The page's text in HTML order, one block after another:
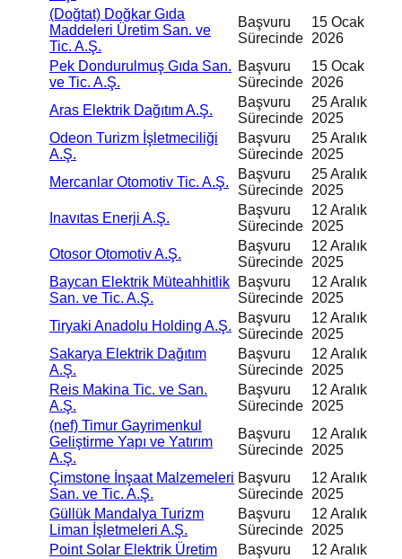
(Doğtat) Doğkar Gıda
Maddeleri Üretim San. ve
Tic. A.Ş.
Başvuru
Sürecinde
15 Ocak
2026
Pek Dondurulmuş Gıda San.
ve Tic. A.Ş.
Başvuru
Sürecinde
15 Ocak
2026
Aras Elektrik Dağıtım A.Ş.
Başvuru
Sürecinde
25 Aralık
2025
Odeon Turizm İşletmeciliği
A.Ş.
Başvuru
Sürecinde
25 Aralık
2025
Mercanlar Otomotiv Tic. A.Ş.
Başvuru
Sürecinde
25 Aralık
2025
Inavıtas Enerji A.Ş.
Başvuru
Sürecinde
12 Aralık
2025
Otosor Otomotiv A.Ş.
Başvuru
Sürecinde
12 Aralık
2025
Baycan Elektrik Müteahhitlik
San. ve Tic. A.Ş.
Başvuru
Sürecinde
12 Aralık
2025
Tiryaki Anadolu Holding A.Ş.
Başvuru
Sürecinde
12 Aralık
2025
Sakarya Elektrik Dağıtım
A.Ş.
Başvuru
Sürecinde
12 Aralık
2025
Reis Makina Tic. ve San.
A.Ş.
Başvuru
Sürecinde
12 Aralık
2025
(nef) Timur Gayrimenkul
Geliştirme Yapı ve Yatırım
A.Ş.
Başvuru
Sürecinde
12 Aralık
2025
Çimstone İnşaat Malzemeleri
San. ve Tic. A.Ş.
Başvuru
Sürecinde
12 Aralık
2025
Güllük Mandalya Turizm
Liman İşletmeleri A.Ş.
Başvuru
Sürecinde
12 Aralık
2025
Point Solar Elektrik Üretim
Başvuru
12 Aralık